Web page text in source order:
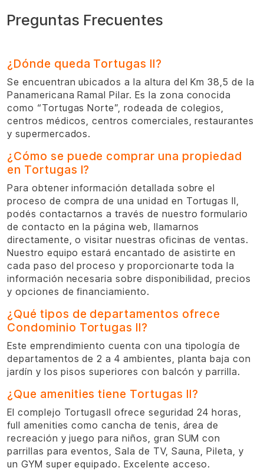
Preguntas Frecuentes
¿Dónde queda Tortugas II?
Se encuentran ubicados a la altura del Km 38,5 de la
Panamericana Ramal Pilar. Es la zona conocida
como “Tortugas Norte”, rodeada de colegios,
centros médicos, centros comerciales, restaurantes
y supermercados.
¿Cómo se puede comprar una propiedad
en Tortugas I?
Para obtener información detallada sobre el
proceso de compra de una unidad en Tortugas II,
podés contactarnos a través de nuestro formulario
de contacto en la página web, llamarnos
directamente, o visitar nuestras oficinas de ventas.
Nuestro equipo estará encantado de asistirte en
cada paso del proceso y proporcionarte toda la
información necesaria sobre disponibilidad, precios
y opciones de financiamiento.
¿Qué tipos de departamentos ofrece
Condominio Tortugas II?
Este emprendimiento cuenta con una tipología de
departamentos de 2 a 4 ambientes, planta baja con
jardín y los pisos superiores con balcón y parrilla.
¿Que amenities tiene Tortugas II?
El complejo TortugasII ofrece seguridad 24 horas,
full amenities como cancha de tenis, área de
recreación y juego para niños, gran SUM con
parrillas para eventos, Sala de TV, Sauna, Pileta, y
un GYM super equipado. Excelente acceso.